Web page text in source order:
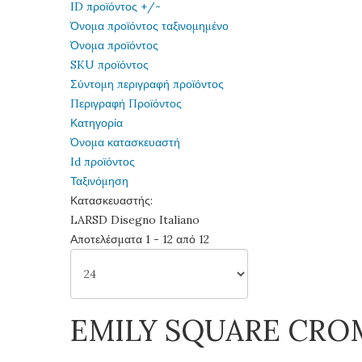
ID προϊόντος +/-
Όνομα προϊόντος ταξινομημένο
Όνομα προϊόντος
SKU προϊόντος
Σύντομη περιγραφή προϊόντος
Περιγραφή Προϊόντος
Κατηγορία
Όνομα κατασκευαστή
Id προϊόντος
Ταξινόμηση
Κατασκευαστής:
LARSD Disegno Italiano
Αποτελέσματα 1 - 12 από 12
EMILY SQUARE